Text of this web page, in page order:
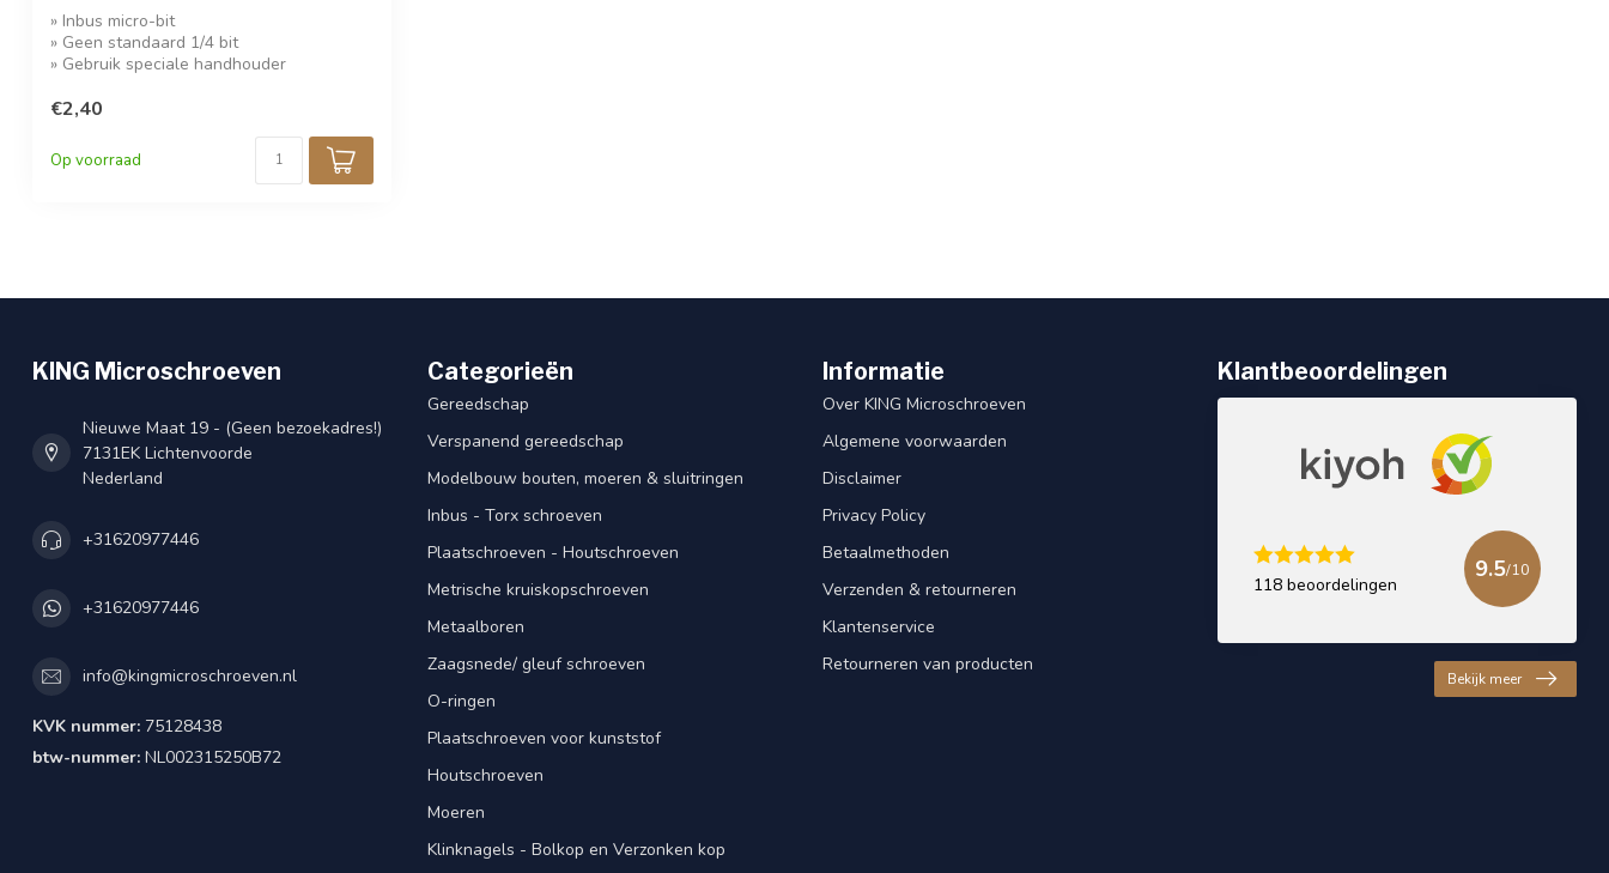
» Inbus micro-bit
» Geen standaard 1/4 bit
» Gebruik speciale handhouder
€2,40
Op voorraad
KING Microschroeven
Nieuwe Maat 19 - (Geen bezoekadres!)
7131EK Lichtenvoorde
Nederland
+31620977446
+31620977446
info@kingmicroschroeven.nl
KVK nummer: 75128438
btw-nummer: NL002315250B72
Categorieën
Gereedschap
Verspanend gereedschap
Modelbouw bouten, moeren & sluitringen
Inbus - Torx schroeven
Plaatschroeven - Houtschroeven
Metrische kruiskopschroeven
Metaalboren
Zaagsnede/ gleuf schroeven
O-ringen
Plaatschroeven voor kunststof
Houtschroeven
Moeren
Klinknagels - Bolkop en Verzonken kop
Informatie
Over KING Microschroeven
Algemene voorwaarden
Disclaimer
Privacy Policy
Betaalmethoden
Verzenden & retourneren
Klantenservice
Retourneren van producten
Klantbeoordelingen
118 beoordelingen
9.5/10
Bekijk meer